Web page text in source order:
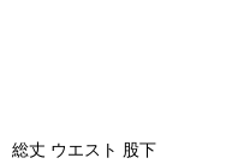
総丈 ウエスト 股下